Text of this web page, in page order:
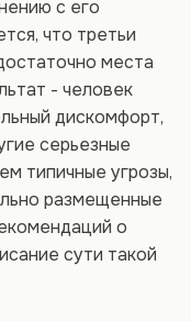
с его
что третьи
места
- человек
дискомфорт,
серьезные
типичные угрозы,
размещенные
о
сути такой